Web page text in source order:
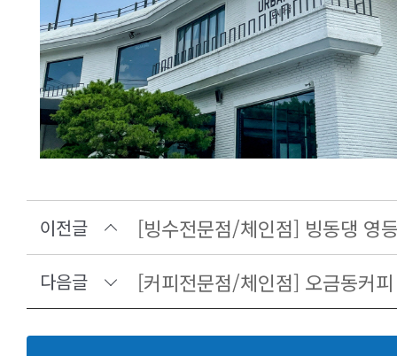
이전글 [빙수전문점/체인점] 빙동댕 영
다음글 [커피전문점/체인점] 오금동커